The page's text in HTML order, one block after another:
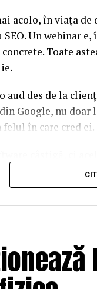
acolo, în viața
Un webinar
Toate
aud des de la
Google, nu doar
felul în care cred ei.
luăm pe îndelete,
nu văd un video
interacționează